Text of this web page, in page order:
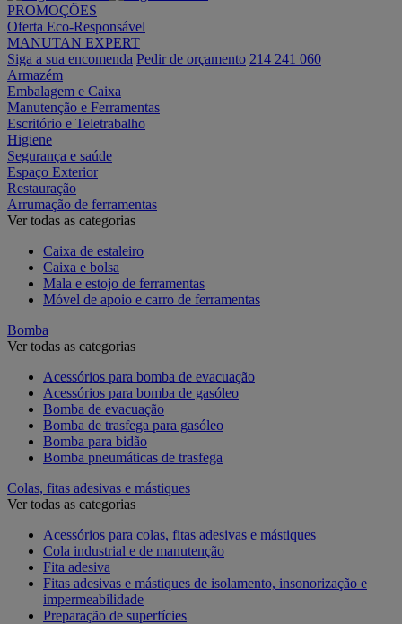
PROMOÇÕES
Oferta Eco-Responsável
MANUTAN EXPERT
Siga a sua encomenda Pedir de orçamento 214 241 060
Armazém
Embalagem e Caixa
Manutenção e Ferramentas
Escritório e Teletrabalho
Higiene
Segurança e saúde
Espaço Exterior
Restauração
Arrumação de ferramentas
Ver todas as categorias
Caixa de estaleiro
Caixa e bolsa
Mala e estojo de ferramentas
Móvel de apoio e carro de ferramentas
Bomba
Ver todas as categorias
Acessórios para bomba de evacuação
Acessórios para bomba de gasóleo
Bomba de evacuação
Bomba de trasfega para gasóleo
Bomba para bidão
Bomba pneumáticas de trasfega
Colas, fitas adesivas e mástiques
Ver todas as categorias
Acessórios para colas, fitas adesivas e mástiques
Cola industrial e de manutenção
Fita adesiva
Fitas adesivas e mástiques de isolamento, insonorização e
impermeabilidade
Preparação de superfícies